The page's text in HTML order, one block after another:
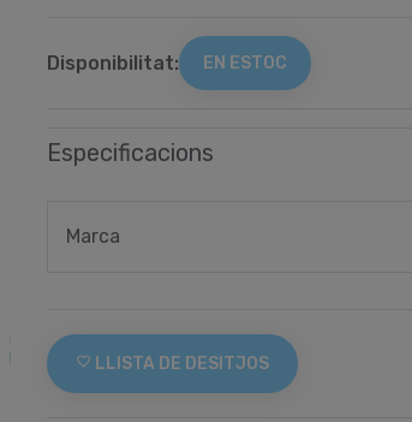
Disponibilitat: EN ESTOC
Especificacions
Marca
favorite_border LLISTA DE DESITJOS